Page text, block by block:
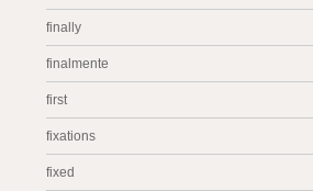
finally
finalmente
first
fixations
fixed